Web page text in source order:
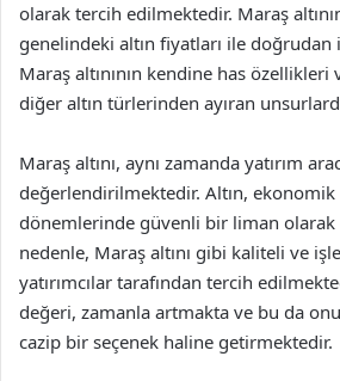
olarak tercih edilmektedir. Maraş
genelindeki altın fiyatları ile doğrudan
Maraş altınının kendine has
diğer altın türlerinden ayıran
Maraş altını, aynı zamanda yatırım
değerlendirilmektedir. Altın,
dönemlerinde güvenli bir liman
nedenle, Maraş altını gibi kaliteli ve
yatırımcılar tarafından tercih
değeri, zamanla artmakta ve bu da
cazip bir seçenek haline getirmektedir.